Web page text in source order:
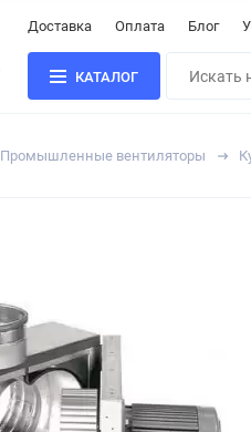
Доставка Оплата Блог
КАТАЛОГ
Промышленные вентиляторы